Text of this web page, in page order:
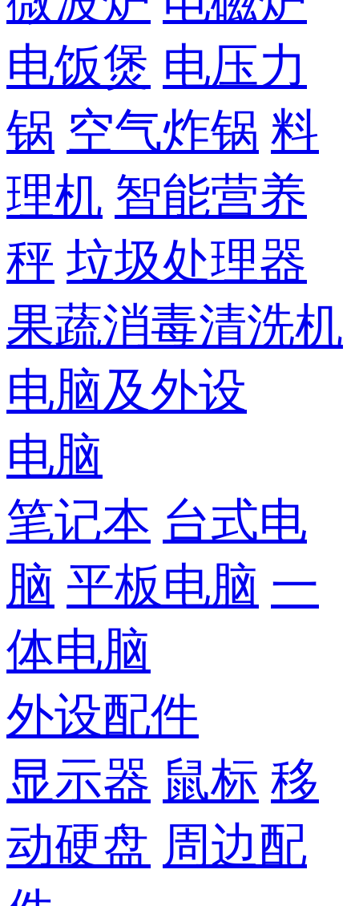
电饭煲 电压力
锅 空气炸锅 料
理机 智能营养
秤 垃圾处理器
果蔬消毒清洗机
电脑及外设
电脑
笔记本 台式电
脑 平板电脑 一
体电脑
外设配件
显示器 鼠标 移
动硬盘 周边配